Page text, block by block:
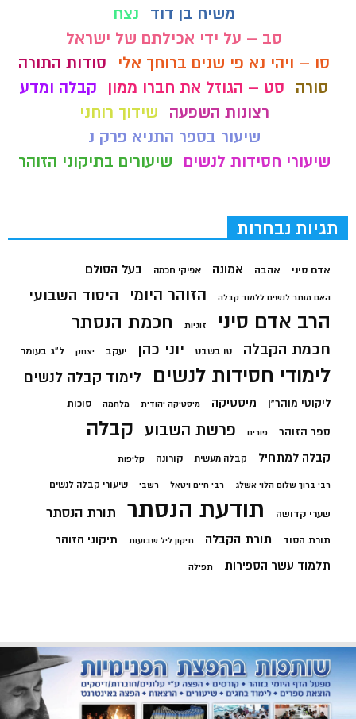
משיח בן דוד
נצח
סב – על ידי אכילתם של ישראל
סו – ויהי נא פי שנים ברוחך אלי
סודות התורה
סורה
סט – הגוזל את חברו ממון
קבלה ומדע
רצונות השפעה
שידוך רוחני
שיעור בספר התניא פרק נ
שיעורי חסידות לנשים
שיעורים בתיקוני הזוהר
תגיות נבחרות
אדם סיני אהבה אמונה אפיקי חכמה בעל הסולם
האם מותר לנשים ללמוד קבלה הזוהר היומי היסוד השבועי
הרב אדם סיני זוגיות חכמת הנסתר
חכמת הקבלה טו בשבט יוני כהן יעקב יצחק ל"ג בעומר
לימודי חסידות לנשים לימוד קבלה לנשים
ליקוטי מוהר"ן מיסטיקה מיסטיקה יהודית מלחמה סוכות
ספר הזוהר פורים פרשת השבוע קבלה
קבלה למתחיל קבלה מעשית קורונה קליפות
רבי ברוך שלום הלוי אשלג רבי חיים ויטאל רשבי שיעורי קבלה לנשים
שערי קדושה תודעת הנסתר תורת הנסתר
תורת הסוד תורת הקבלה תיקון ליל שבועות תיקוני הזוהר
תלמוד עשר הספירות תפילה